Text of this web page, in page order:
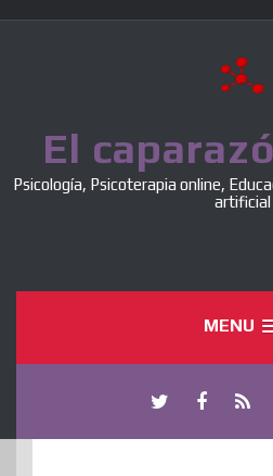
El
Psicología, Psicoterapia online,
artificial
MENU